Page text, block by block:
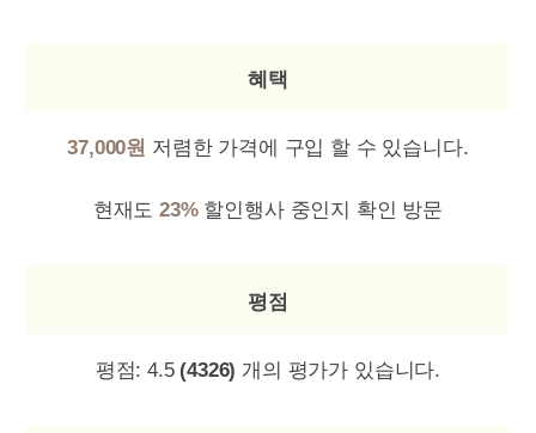
혜택
37,000원 저렴한 가격에 구입 할 수 있습니다.
현재도23%할인행사 중인지 확인 방문
평점
평점: 4.5 (4326) 개의 평가가 있습니다.